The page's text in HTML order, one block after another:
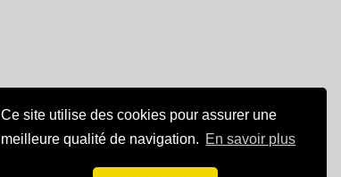
Ce site utilise des cookies pour assurer une
meilleure qualité de navigation. En savoir plus